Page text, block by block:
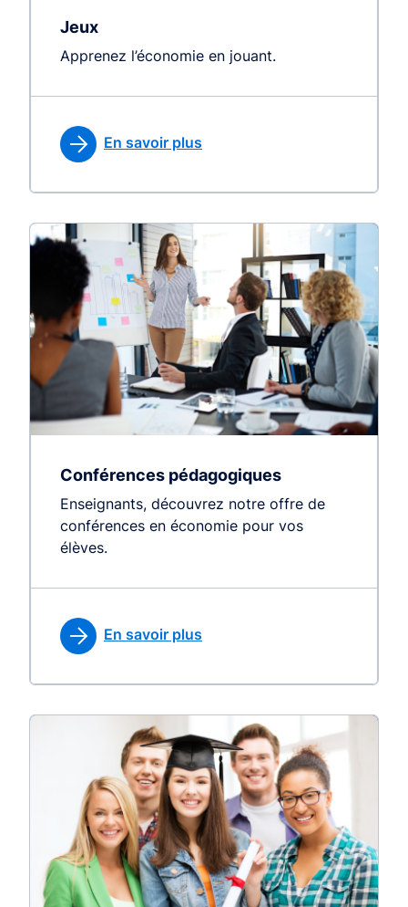
Jeux
Apprenez l’économie en jouant.
En savoir plus
Conférences pédagogiques
Enseignants, découvrez notre offre de
conférences en économie pour vos
élèves.
En savoir plus